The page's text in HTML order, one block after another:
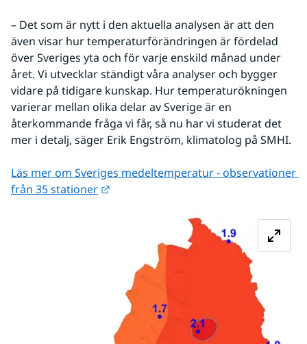
– Det som är nytt i den aktuella analysen är att den
även visar hur temperaturförändringen är fördelad
över Sveriges yta och för varje enskild månad under
året. Vi utvecklar ständigt våra analyser och bygger
vidare på tidigare kunskap. Hur temperaturökningen
varierar mellan olika delar av Sverige är en
återkommande fråga vi får, så nu har vi studerat det
mer i detalj, säger Erik Engström, klimatolog på SMHI.
Läs mer om Sveriges medeltemperatur - observationer
från 35 stationer